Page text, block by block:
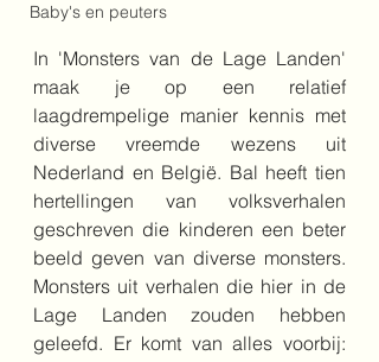
Baby's en peuters
In 'Monsters van de Lage Landen'
maak je op een relatief
laagdrempelige manier kennis met
diverse vreemde wezens uit
Nederland en België. Bal heeft tien
hertellingen van volksverhalen
geschreven die kinderen een beter
beeld geven van diverse monsters.
Monsters uit verhalen die hier in de
Lage Landen zouden hebben
geleefd. Er komt van alles voorbij: